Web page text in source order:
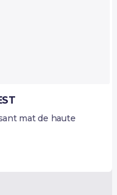
mat de haute